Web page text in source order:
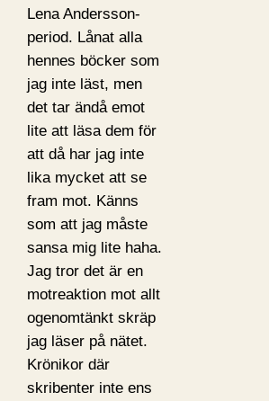
Lena Andersson-
period. Lånat alla
hennes böcker som
jag inte läst, men
det tar ändå emot
lite att läsa dem för
att då har jag inte
lika mycket att se
fram mot. Känns
som att jag måste
sansa mig lite haha.
Jag tror det är en
motreaktion mot allt
ogenomtänkt skräp
jag läser på nätet.
Krönikor där
skribenter inte ens